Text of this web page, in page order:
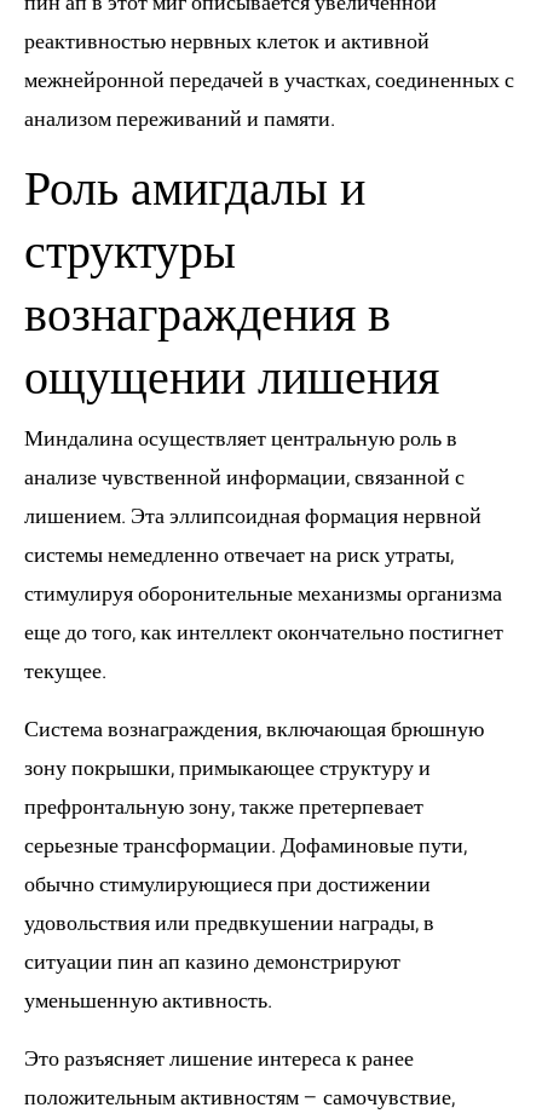
реактивностью нервных клеток и активной
межнейронной передачей в участках, соединенных с
анализом переживаний и памяти.
Роль амигдалы и
структуры
вознаграждения в
ощущении лишения
Миндалина осуществляет центральную роль в
анализе чувственной информации, связанной с
лишением. Эта эллипсоидная формация нервной
системы немедленно отвечает на риск утраты,
стимулируя оборонительные механизмы организма
еще до того, как интеллект окончательно постигнет
текущее.
Система вознаграждения, включающая брюшную
зону покрышки, примыкающее структуру и
префронтальную зону, также претерпевает
серьезные трансформации. Дофаминовые пути,
обычно стимулирующиеся при достижении
удовольствия или предвкушении награды, в
ситуации пин ап казино демонстрируют
уменьшенную активность.
Это разъясняет лишение интереса к ранее
положительным активностям – самочувствие,